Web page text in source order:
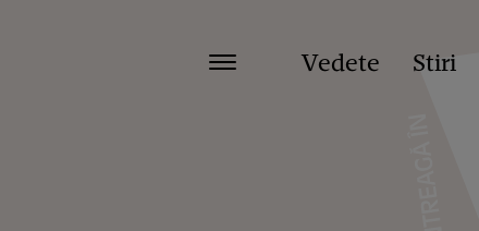
Vedete Stiri